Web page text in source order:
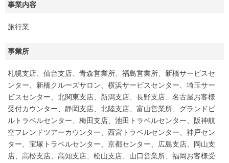
事業内容
旅行業
事業所
札幌支店、仙台支店、青森営業所、福島営業所、新橋サービスセ
ンター、新橋クルーズサロン、横浜サービスセンター、埼玉サー
ビスセンター、北関東支店、新潟支店、長野支店、名古屋お客様
受付カウンター、静岡支店、北陸支店、富山営業所、グランドビ
ルトラベルセンター、梅田支店、池田トラベルセンター、阪神航
空フレンドツアーカウンター、西宮トラベルセンター、神戸セン
ター、宝塚トラベルセンター、京都センター、広島支店、岡山支
店、高松支店、高知支店、松山支店、山口営業所、福岡お客様受